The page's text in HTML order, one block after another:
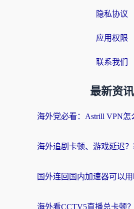
隐私协议
应用权限
联系我们
最新资讯